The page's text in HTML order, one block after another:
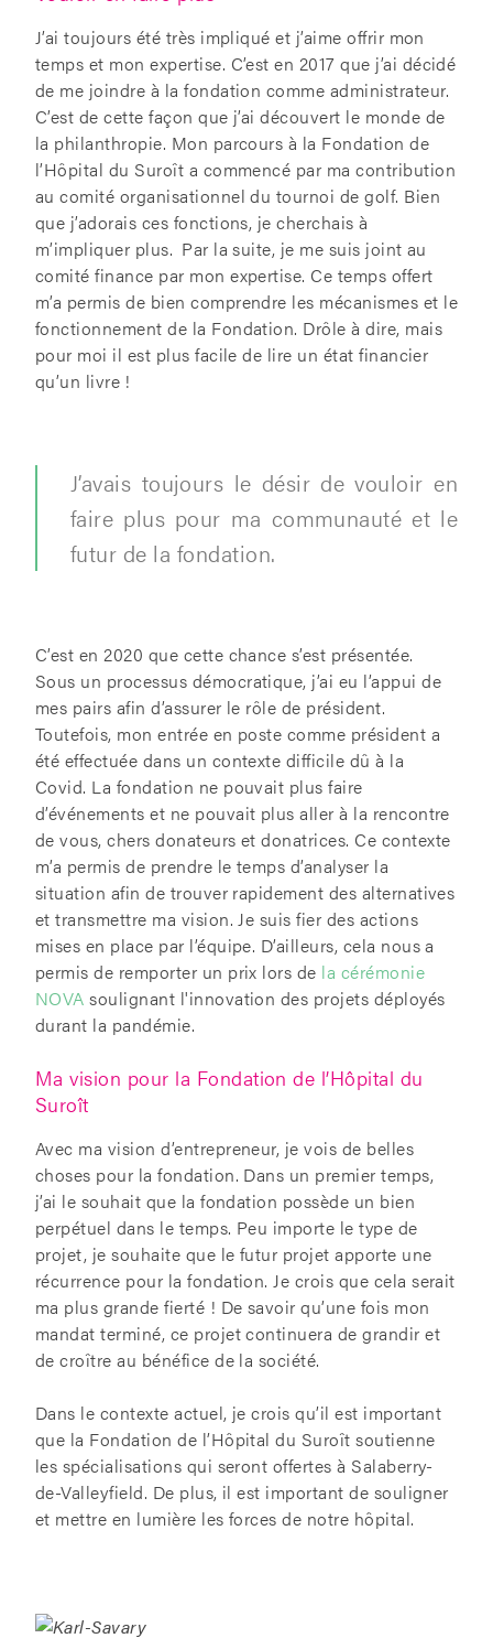
J’ai toujours été très impliqué et j’aime offrir mon
temps et mon expertise. C’est en 2017 que j’ai décidé
de me joindre à la fondation comme administrateur.
C’est de cette façon que j’ai découvert le monde de
la philanthropie. Mon parcours à la Fondation de
l’Hôpital du Suroît a commencé par ma contribution
au comité organisationnel du tournoi de golf. Bien
que j’adorais ces fonctions, je cherchais à
m’impliquer plus. Par la suite, je me suis joint au
comité finance par mon expertise. Ce temps offert
m’a permis de bien comprendre les mécanismes et le
fonctionnement de la Fondation. Drôle à dire, mais
pour moi il est plus facile de lire un état financier
qu’un livre !
J’avais toujours le désir de vouloir en
faire plus pour ma communauté et le
futur de la fondation.
C’est en 2020 que cette chance s’est présentée.
Sous un processus démocratique, j’ai eu l’appui de
mes pairs afin d’assurer le rôle de président.
Toutefois, mon entrée en poste comme président a
été effectuée dans un contexte difficile dû à la
Covid. La fondation ne pouvait plus faire
d’événements et ne pouvait plus aller à la rencontre
de vous, chers donateurs et donatrices. Ce contexte
m’a permis de prendre le temps d’analyser la
situation afin de trouver rapidement des alternatives
et transmettre ma vision. Je suis fier des actions
mises en place par l’équipe. D’ailleurs, cela nous a
permis de remporter un prix lors de la cérémonie
NOVA soulignant l'innovation des projets déployés
durant la pandémie.
Ma vision pour la Fondation de l’Hôpital du
Suroît
Avec ma vision d’entrepreneur, je vois de belles
choses pour la fondation. Dans un premier temps,
j’ai le souhait que la fondation possède un bien
perpétuel dans le temps. Peu importe le type de
projet, je souhaite que le futur projet apporte une
récurrence pour la fondation. Je crois que cela serait
ma plus grande fierté ! De savoir qu’une fois mon
mandat terminé, ce projet continuera de grandir et
de croître au bénéfice de la société.
Dans le contexte actuel, je crois qu’il est important
que la Fondation de l’Hôpital du Suroît soutienne
les spécialisations qui seront offertes à Salaberry-
de-Valleyfield. De plus, il est important de souligner
et mettre en lumière les forces de notre hôpital.